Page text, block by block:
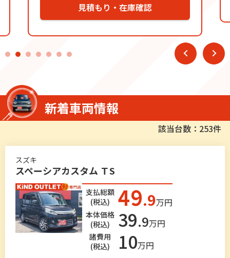
見積もり・在庫確認
新着車両情報
該当台数：253件
スズキ
スペーシアカスタム ＴS
支払総額
(税込)
49.9万円
本体価格
(税込)
39.9万円
諸費用
(税込)
10万円